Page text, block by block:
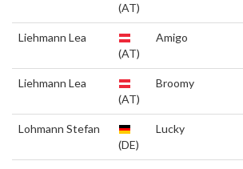
(AT)
Liehmann Lea
(AT)
Amigo
Liehmann Lea
(AT)
Broomy
Lohmann Stefan
(DE)
Lucky